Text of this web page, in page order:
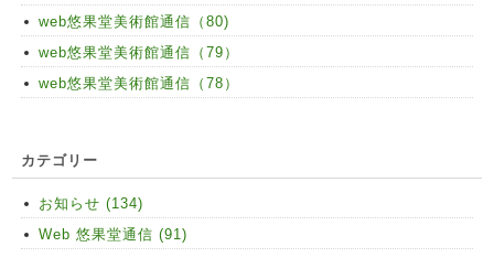
web悠果堂美術館通信（80)
web悠果堂美術館通信（79）
web悠果堂美術館通信（78）
カテゴリー
お知らせ (134)
Web 悠果堂通信 (91)